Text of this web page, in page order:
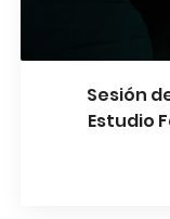
Sesión
Estudio